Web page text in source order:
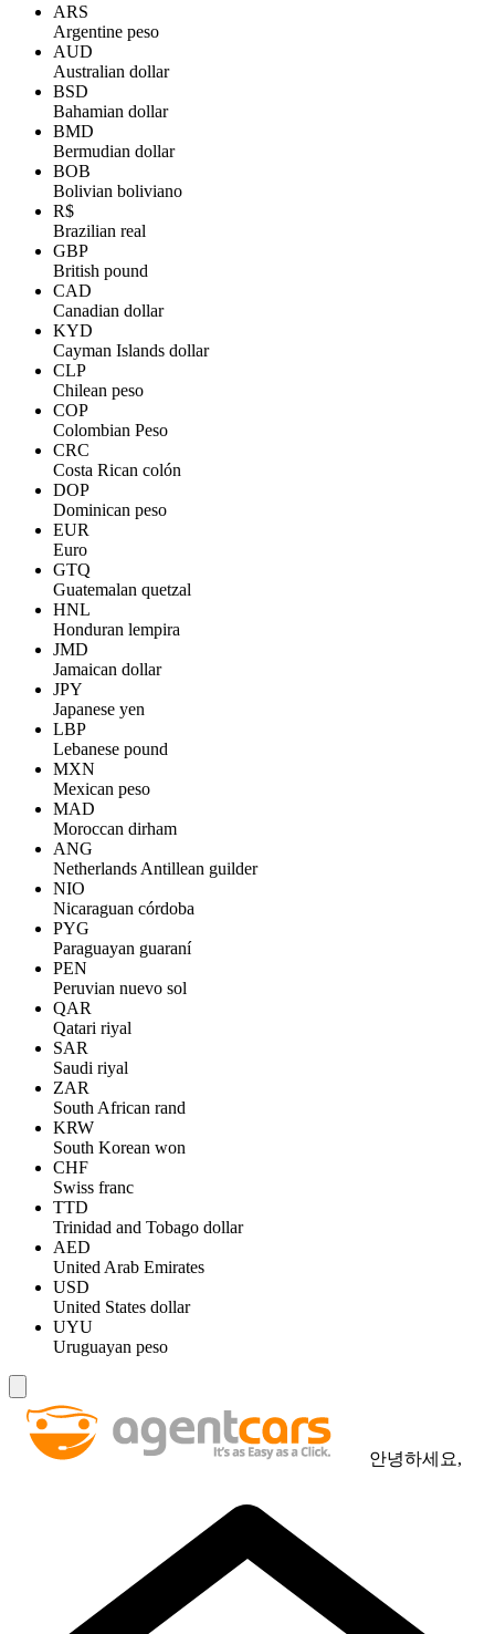
ARS
Argentine peso
AUD
Australian dollar
BSD
Bahamian dollar
BMD
Bermudian dollar
BOB
Bolivian boliviano
R$
Brazilian real
GBP
British pound
CAD
Canadian dollar
KYD
Cayman Islands dollar
CLP
Chilean peso
COP
Colombian Peso
CRC
Costa Rican colón
DOP
Dominican peso
EUR
Euro
GTQ
Guatemalan quetzal
HNL
Honduran lempira
JMD
Jamaican dollar
JPY
Japanese yen
LBP
Lebanese pound
MXN
Mexican peso
MAD
Moroccan dirham
ANG
Netherlands Antillean guilder
NIO
Nicaraguan córdoba
PYG
Paraguayan guaraní
PEN
Peruvian nuevo sol
QAR
Qatari riyal
SAR
Saudi riyal
ZAR
South African rand
KRW
South Korean won
CHF
Swiss franc
TTD
Trinidad and Tobago dollar
AED
United Arab Emirates
USD
United States dollar
UYU
Uruguayan peso
안녕하세요,